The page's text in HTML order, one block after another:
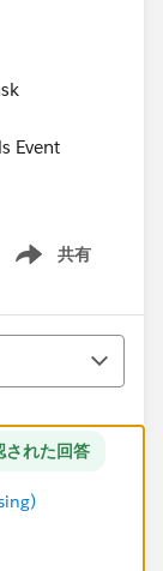
Event
共有
Show menu
された回答